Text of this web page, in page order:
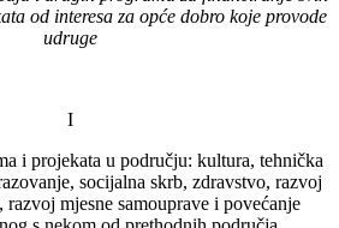
od interesa za opće dobro koje provode
udruge
I
i projekata u području: kultura, tehnička
socijalna skrb, zdravstvo, razvoj
mjesne samouprave i povećanje